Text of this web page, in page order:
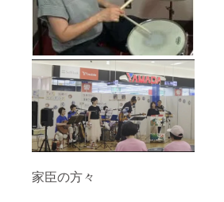
家臣の方々